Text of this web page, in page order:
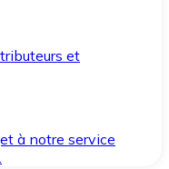
et
à notre service